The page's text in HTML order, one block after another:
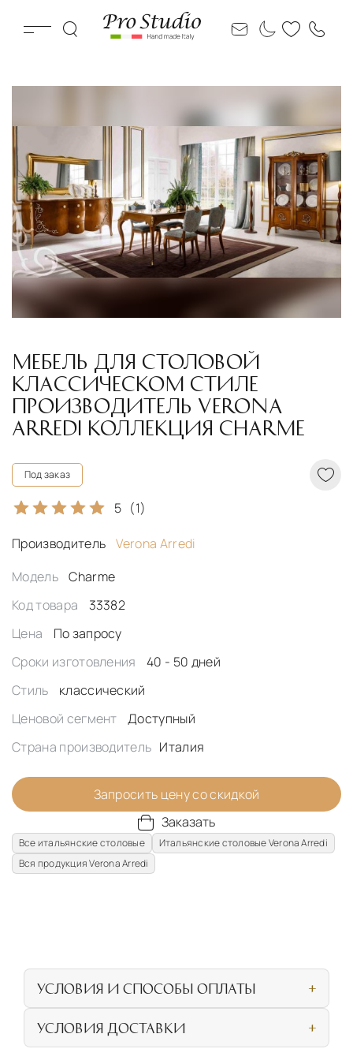
МЕБЕЛЬ ДЛЯ СТОЛОВОЙ
КЛАССИЧЕСКОМ СТИЛЕ
ПРОИЗВОДИТЕЛЬ VERONA
ARREDI КОЛЛЕКЦИЯ CHARME
Под заказ
5 (1)
Производитель
Verona Arredi
Модель
Charme
Код товара
33382
Цена
По запросу
Сроки изготовления
40 - 50 дней
Стиль
классический
Ценовой сегмент
Доступный
Страна производитель Италия
Запросить цену со скидкой
Заказать
Все итальянские столовые
Итальянские столовые Verona Arredi
Вся продукция Verona Arredi
УСЛОВИЯ И СПОСОБЫ ОПЛАТЫ
личном посещении нашего салона
УСЛОВИЯ ДОСТАВКИ